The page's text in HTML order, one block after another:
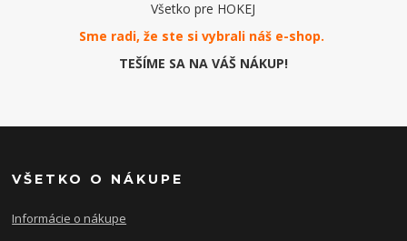
Všetko pre HOKEJ
Sme radi, že ste si vybrali náš e-shop.
TEŠÍME SA NA VÁŠ NÁKUP!
VŠETKO O NÁKUPE
Informácie o nákupe